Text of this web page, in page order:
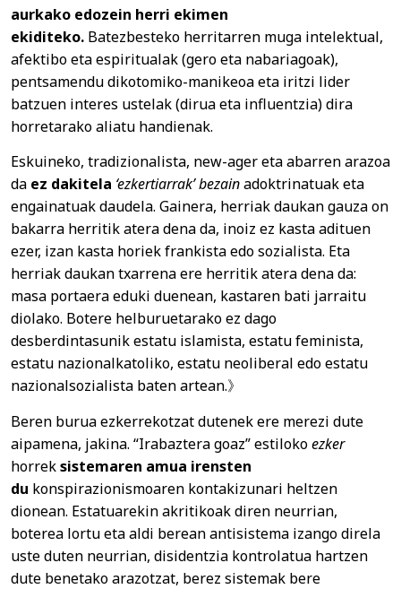
aurkako edozein herri ekimen
ekiditeko. Batezbesteko herritarren muga intelektual,
afektibo eta espiritualak (gero eta nabariagoak),
pentsamendu dikotomiko-manikeoa eta iritzi lider
batzuen interes ustelak (dirua eta influentzia) dira
horretarako aliatu handienak.
Eskuineko, tradizionalista, new-ager eta abarren arazoa
da ez dakitela ‘ezkertiarrak’ bezainadoktrinatuak eta
engainatuak daudela. Gainera, herriak daukan gauza on
bakarra herritik atera dena da, inoiz ez kasta adituen
ezer, izan kasta horiek frankista edo sozialista. Eta
herriak daukan txarrena ere herritik atera dena da:
masa portaera eduki duenean, kastaren bati jarraitu
diolako. Botere helburuetarako ez dago
desberdintasunik estatu islamista, estatu feminista,
estatu nazionalkatoliko, estatu neoliberal edo estatu
nazionalsozialista baten artean.》
Beren burua ezkerrekotzat dutenek ere merezi dute
aipamena, jakina. “Irabaztera goaz” estilokoezker
horreksistemaren amua irensten
du konspirazionismoaren kontakizunari heltzen
dionean. Estatuarekin akritikoak diren neurrian,
boterea lortu eta aldi berean antisistema izango direla
uste duten neurrian, disidentzia kontrolatua hartzen
dute benetako arazotzat, berez sistemak bere